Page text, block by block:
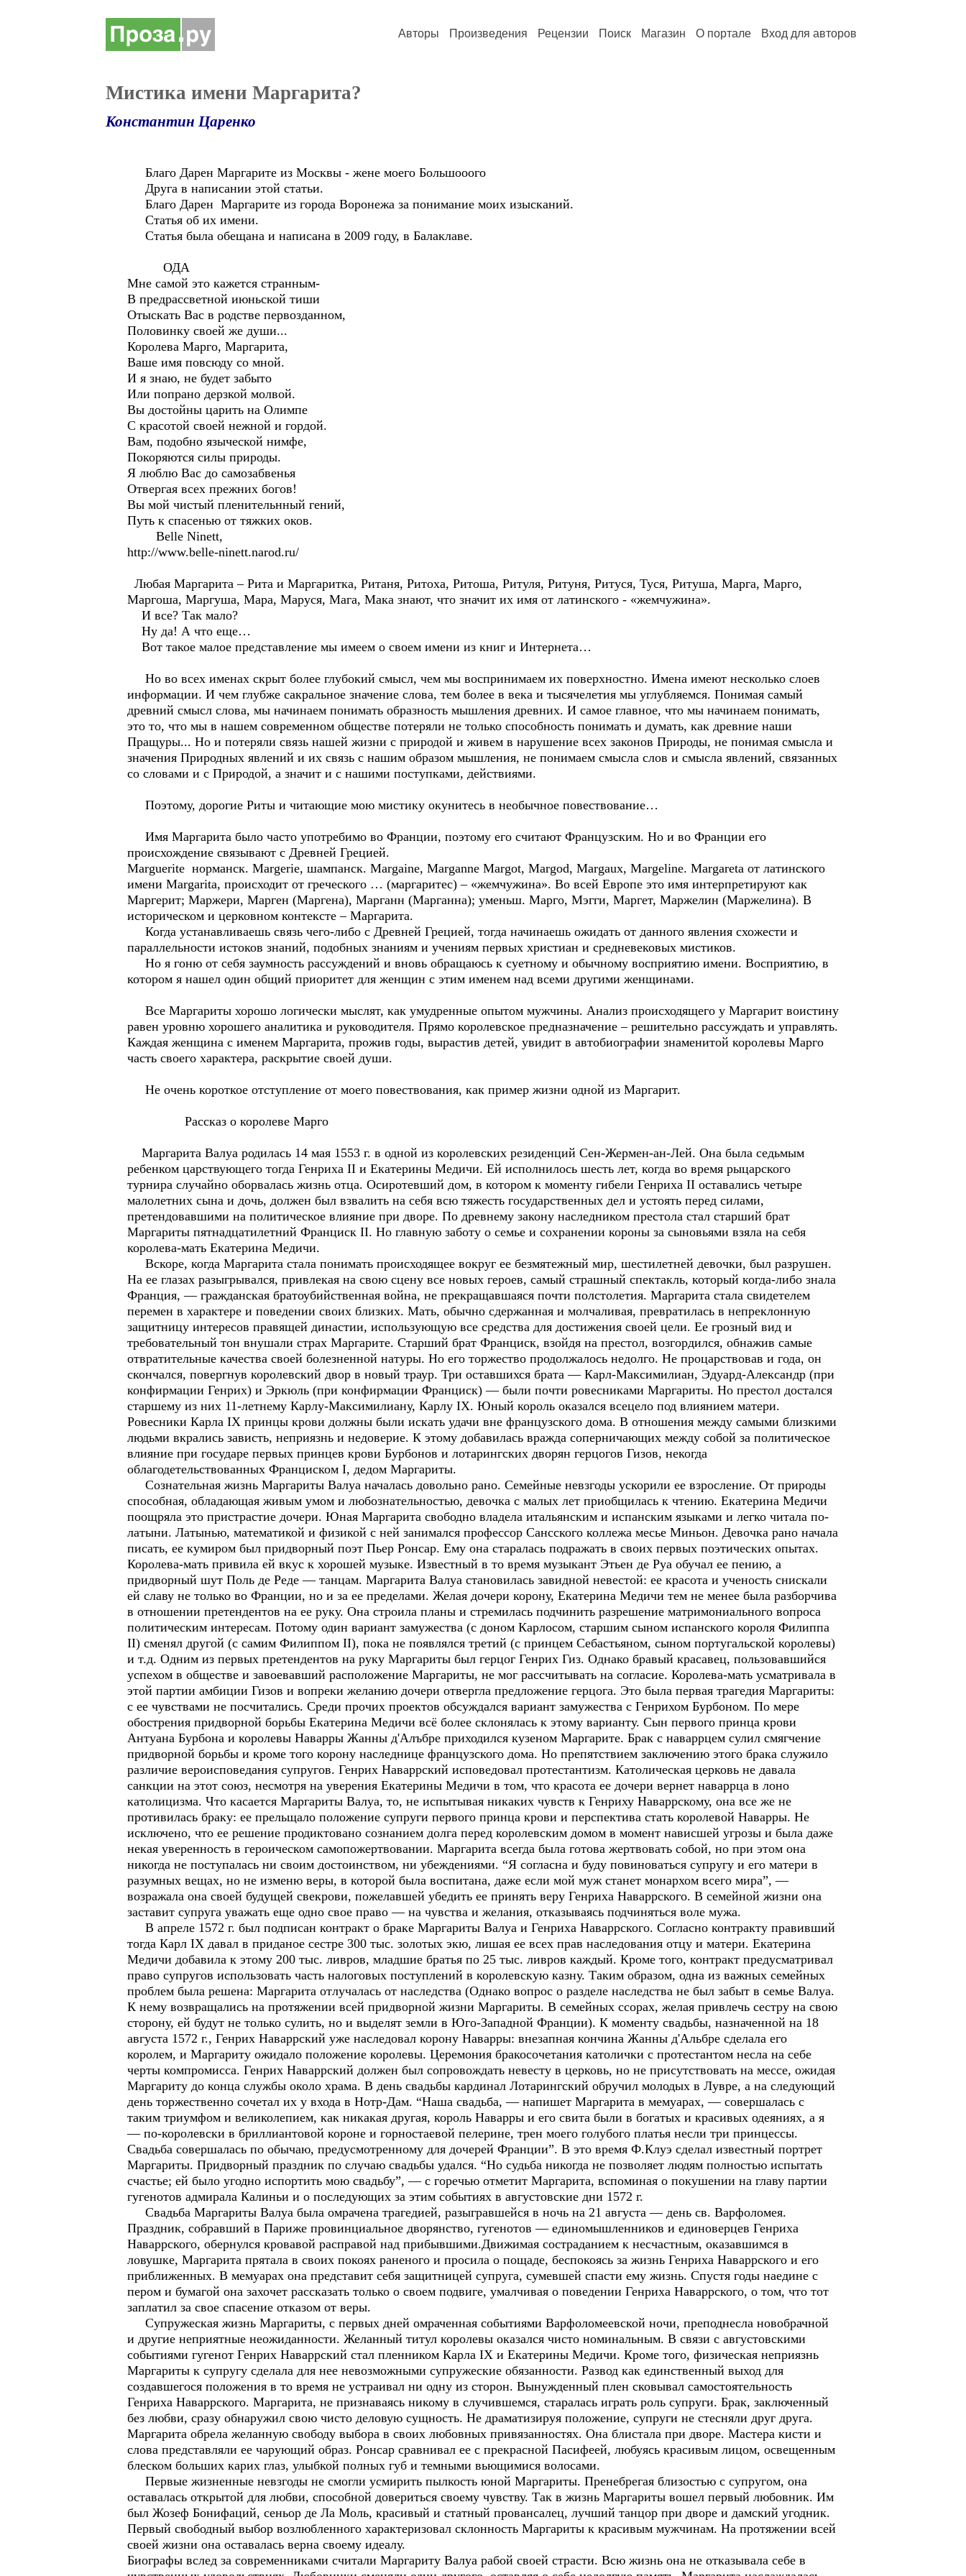
Авторы Произведения Рецензии Поиск Магазин О портале Вход для авторов
Мистика имени Маргарита?
Константин Царенко
Благо Дарен Маргарите из Москвы - жене моего Большооого
Друга в написании этой статьи.
Благо Дарен Маргарите из города Воронежа за понимание моих изысканий.
Статья об их имени.
Статья была обещана и написана в 2009 году, в Балаклаве.
ОДА
Мне самой это кажется странным-
В предрассветной июньской тиши
Отыскать Вас в родстве первозданном,
Половинку своей же души...
Королева Марго, Маргарита,
Ваше имя повсюду со мной.
И я знаю, не будет забыто
Или попрано дерзкой молвой.
Вы достойны царить на Олимпе
С красотой своей нежной и гордой.
Вам, подобно языческой нимфе,
Покоряются силы природы.
Я люблю Вас до самозабвенья
Отвергая всех прежних богов!
Вы мой чистый пленительнный гений,
Путь к спасенью от тяжких оков.
Belle Ninett,
http://www.belle-ninett.narod.ru/
Любая Маргарита – Рита и Маргаритка, Ританя, Ритоха, Ритоша, Ритуля, Ритуня, Ритуся, Туся, Ритуша, Марга, Марго,
Маргоша, Маргуша, Мара, Маруся, Мага, Мака знают, что значит их имя от латинского - «жемчужина».
И все? Так мало?
Ну да! А что еще…
Вот такое малое представление мы имеем о своем имени из книг и Интернета…
Но во всех именах скрыт более глубокий смысл, чем мы воспринимаем их поверхностно. Имена имеют несколько слоев
информации. И чем глубже сакральное значение слова, тем более в века и тысячелетия мы углубляемся. Понимая самый
древний смысл слова, мы начинаем понимать образность мышления древних. И самое главное, что мы начинаем понимать,
это то, что мы в нашем современном обществе потеряли не только способность понимать и думать, как древние наши
Пращуры... Но и потеряли связь нашей жизни с природой и живем в нарушение всех законов Природы, не понимая смысла и
значения Природных явлений и их связь с нашим образом мышления, не понимаем смысла слов и смысла явлений, связанных
со словами и с Природой, а значит и с нашими поступками, действиями.
Поэтому, дорогие Риты и читающие мою мистику окунитесь в необычное повествование…
Имя Маргарита было часто употребимо во Франции, поэтому его считают Французским. Но и во Франции его
происхождение связывают с Древней Грецией.
Marguerite норманск. Margerie, шампанск. Margaine, Marganne Margot, Margod, Margaux, Margeline. Margareta от латинского
имени Margarita, происходит от греческого … (маргаритес) – «жемчужина». Во всей Европе это имя интерпретируют как
Маргерит; Маржери, Марген (Маргена), Марганн (Марганна); уменьш. Марго, Мэгги, Маргет, Маржелин (Маржелина). В
историческом и церковном контексте – Маргарита.
Когда устанавливаешь связь чего-либо с Древней Грецией, тогда начинаешь ожидать от данного явления схожести и
параллельности истоков знаний, подобных знаниям и учениям первых христиан и средневековых мистиков.
Но я гоню от себя заумность рассуждений и вновь обращаюсь к суетному и обычному восприятию имени. Восприятию, в
котором я нашел один общий приоритет для женщин с этим именем над всеми другими женщинами.
Все Маргариты хорошо логически мыслят, как умудренные опытом мужчины. Анализ происходящего у Маргарит воистину
равен уровню хорошего аналитика и руководителя. Прямо королевское предназначение – решительно рассуждать и управлять.
Каждая женщина с именем Маргарита, прожив годы, вырастив детей, увидит в автобиографии знаменитой королевы Марго
часть своего характера, раскрытие своей души.
Не очень короткое отступление от моего повествования, как пример жизни одной из Маргарит.
Рассказ о королеве Марго
Маргарита Валуа родилась 14 мая 1553 г. в одной из королевских резиденций Сен-Жермен-ан-Лей. Она была седьмым
ребенком царствующего тогда Генриха II и Екатерины Медичи. Ей исполнилось шесть лет, когда во время рыцарского
турнира случайно оборвалась жизнь отца. Осиротевший дом, в котором к моменту гибели Генриха II оставались четыре
малолетних сына и дочь, должен был взвалить на себя всю тяжесть государственных дел и устоять перед силами,
претендовавшими на политическое влияние при дворе. По древнему закону наследником престола стал старший брат
Маргариты пятнадцатилетний Франциск II. Но главную заботу о семье и сохранении короны за сыновьями взяла на себя
королева-мать Екатерина Медичи.
Вскоре, когда Маргарита стала понимать происходящее вокруг ее безмятежный мир, шестилетней девочки, был разрушен.
На ее глазах разыгрывался, привлекая на свою сцену все новых героев, самый страшный спектакль, который когда-либо знала
Франция, — гражданская братоубийственная война, не прекращавшаяся почти полстолетия. Маргарита стала свидетелем
перемен в характере и поведении своих близких. Мать, обычно сдержанная и молчаливая, превратилась в непреклонную
защитницу интересов правящей династии, использующую все средства для достижения своей цели. Ее грозный вид и
требовательный тон внушали страх Маргарите. Старший брат Франциск, взойдя на престол, возгордился, обнажив самые
отвратительные качества своей болезненной натуры. Но его торжество продолжалось недолго. Не процарствовав и года, он
скончался, повергнув королевский двор в новый траур. Три оставшихся брата — Карл-Максимилиан, Эдуард-Александр (при
конфирмации Генрих) и Эркюль (при конфирмации Франциск) — были почти ровесниками Маргариты. Но престол достался
старшему из них 11-летнему Карлу-Максимилиану, Карлу IX. Юный король оказался всецело под влиянием матери.
Ровесники Карла IX принцы крови должны были искать удачи вне французского дома. В отношения между самыми близкими
людьми вкрались зависть, неприязнь и недоверие. К этому добавилась вражда соперничающих между собой за политическое
влияние при государе первых принцев крови Бурбонов и лотарингских дворян герцогов Гизов, некогда
облагодетельствованных Франциском I, дедом Маргариты.
Сознательная жизнь Маргариты Валуа началась довольно рано. Семейные невзгоды ускорили ее взросление. От природы
способная, обладающая живым умом и любознательностью, девочка с малых лет приобщилась к чтению. Екатерина Медичи
поощряла это пристрастие дочери. Юная Маргарита свободно владела итальянским и испанским языками и легко читала по-
латыни. Латынью, математикой и физикой с ней занимался профессор Сансского коллежа месье Миньон. Девочка рано начала
писать, ее кумиром был придворный поэт Пьер Ронсар. Ему она старалась подражать в своих первых поэтических опытах.
Королева-мать привила ей вкус к хорошей музыке. Известный в то время музыкант Этьен де Руа обучал ее пению, а
придворный шут Поль де Реде — танцам. Маргарита Валуа становилась завидной невестой: ее красота и ученость снискали
ей славу не только во Франции, но и за ее пределами. Желая дочери корону, Екатерина Медичи тем не менее была разборчива
в отношении претендентов на ее руку. Она строила планы и стремилась подчинить разрешение матримониального вопроса
политическим интересам. Потому один вариант замужества (с доном Карлосом, старшим сыном испанского короля Филиппа
II) сменял другой (с самим Филиппом II), пока не появлялся третий (с принцем Себастьяном, сыном португальской королевы)
и т.д. Одним из первых претендентов на руку Маргариты был герцог Генрих Гиз. Однако бравый красавец, пользовавшийся
успехом в обществе и завоевавший расположение Маргариты, не мог рассчитывать на согласие. Королева-мать усматривала в
этой партии амбиции Гизов и вопреки желанию дочери отвергла предложение герцога. Это была первая трагедия Маргариты:
с ее чувствами не посчитались. Среди прочих проектов обсуждался вариант замужества с Генрихом Бурбоном. По мере
обострения придворной борьбы Екатерина Медичи всё более склонялась к этому варианту. Сын первого принца крови
Антуана Бурбона и королевы Наварры Жанны д'Алъбре приходился кузеном Маргарите. Брак с наваррцем сулил смягчение
придворной борьбы и кроме того корону наследнице французского дома. Но препятствием заключению этого брака служило
различие вероисповедания супругов. Генрих Наваррский исповедовал протестантизм. Католическая церковь не давала
санкции на этот союз, несмотря на уверения Екатерины Медичи в том, что красота ее дочери вернет наваррца в лоно
католицизма. Что касается Маргариты Валуа, то, не испытывая никаких чувств к Генриху Наваррскому, она все же не
противилась браку: ее прельщало положение супруги первого принца крови и перспектива стать королевой Наварры. Не
исключено, что ее решение продиктовано сознанием долга перед королевским домом в момент нависшей угрозы и была даже
некая уверенность в героическом самопожертвовании. Маргарита всегда была готова жертвовать собой, но при этом она
никогда не поступалась ни своим достоинством, ни убеждениями. “Я согласна и буду повиноваться супругу и его матери в
разумных вещах, но не изменю веры, в которой была воспитана, даже если мой муж станет монархом всего мира”, —
возражала она своей будущей свекрови, пожелавшей убедить ее принять веру Генриха Наваррского. В семейной жизни она
заставит супруга уважать еще одно свое право — на чувства и желания, отказываясь подчиняться воле мужа.
В апреле 1572 г. был подписан контракт о браке Маргариты Валуа и Генриха Наваррского. Согласно контракту правивший
тогда Карл IX давал в приданое сестре 300 тыс. золотых экю, лишая ее всех прав наследования отцу и матери. Екатерина
Медичи добавила к этому 200 тыс. ливров, младшие братья по 25 тыс. ливров каждый. Кроме того, контракт предусматривал
право супругов использовать часть налоговых поступлений в королевскую казну. Таким образом, одна из важных семейных
проблем была решена: Маргарита отлучалась от наследства (Однако вопрос о разделе наследства не был забыт в семье Валуа.
К нему возвращались на протяжении всей придворной жизни Маргариты. В семейных ссорах, желая привлечь сестру на свою
сторону, ей будут не только сулить, но и выделят земли в Юго-Западной Франции). К моменту свадьбы, назначенной на 18
августа 1572 г., Генрих Наваррский уже наследовал корону Наварры: внезапная кончина Жанны д'Альбре сделала его
королем, и Маргариту ожидало положение королевы. Церемония бракосочетания католички с протестантом несла на себе
черты компромисса. Генрих Наваррский должен был сопровождать невесту в церковь, но не присутствовать на мессе, ожидая
Маргариту до конца службы около храма. В день свадьбы кардинал Лотарингский обручил молодых в Лувре, а на следующий
день торжественно сочетал их у входа в Нотр-Дам. “Наша свадьба, — напишет Маргарита в мемуарах, — совершалась с
таким триумфом и великолепием, как никакая другая, король Наварры и его свита были в богатых и красивых одеяниях, а я
— по-королевски в бриллиантовой короне и горностаевой пелерине, трен моего голубого платья несли три принцессы.
Свадьба совершалась по обычаю, предусмотренному для дочерей Франции”. В это время Ф.Клуэ сделал известный портрет
Маргариты. Придворный праздник по случаю свадьбы удался. “Но судьба никогда не позволяет людям полностью испытать
счастье; ей было угодно испортить мою свадьбу”, — с горечью отметит Маргарита, вспоминая о покушении на главу партии
гугенотов адмирала Калиньи и о последующих за этим событиях в августовские дни 1572 г.
Свадьба Маргариты Валуа была омрачена трагедией, разыгравшейся в ночь на 21 августа — день св. Варфоломея.
Праздник, собравший в Париже провинциальное дворянство, гугенотов — единомышленников и единоверцев Генриха
Наваррского, обернулся кровавой расправой над прибывшими.Движимая состраданием к несчастным, оказавшимся в
ловушке, Маргарита прятала в своих покоях раненого и просила о пощаде, беспокоясь за жизнь Генриха Наваррского и его
приближенных. В мемуарах она представит себя защитницей супруга, сумевшей спасти ему жизнь. Спустя годы наедине с
пером и бумагой она захочет рассказать только о своем подвиге, умалчивая о поведении Генриха Наваррского, о том, что тот
заплатил за свое спасение отказом от веры.
Супружеская жизнь Маргариты, с первых дней омраченная событиями Варфоломеевской ночи, преподнесла новобрачной
и другие неприятные неожиданности. Желанный титул королевы оказался чисто номинальным. В связи с августовскими
событиями гугенот Генрих Наваррский стал пленником Карла IX и Екатерины Медичи. Кроме того, физическая неприязнь
Маргариты к супругу сделала для нее невозможными супружеские обязанности. Развод как единственный выход для
создавшегося положения в то время не устраивал ни одну из сторон. Вынужденный плен сковывал самостоятельность
Генриха Наваррского. Маргарита, не признаваясь никому в случившемся, старалась играть роль супруги. Брак, заключенный
без любви, сразу обнаружил свою чисто деловую сущность. Не драматизируя положение, супруги не стесняли друг друга.
Маргарита обрела желанную свободу выбора в своих любовных привязанностях. Она блистала при дворе. Мастера кисти и
слова представляли ее чарующий образ. Ронсар сравнивал ее с прекрасной Пасифеей, любуясь красивым лицом, освещенным
блеском больших карих глаз, улыбкой полных губ и темными вьющимися волосами.
Первые жизненные невзгоды не смогли усмирить пылкость юной Маргариты. Пренебрегая близостью с супругом, она
оставалась открытой для любви, способной довериться своему чувству. Так в жизнь Маргариты вошел первый любовник. Им
был Жозеф Бонифаций, сеньор де Ла Моль, красивый и статный провансалец, лучший танцор при дворе и дамский угодник.
Первый свободный выбор возлюбленного характеризовал склонность Маргариты к красивым мужчинам. На протяжении всей
своей жизни она оставалась верна своему идеалу.
Биографы вслед за современниками считали Маргариту Валуа рабой своей страсти. Всю жизнь она не отказывала себе в